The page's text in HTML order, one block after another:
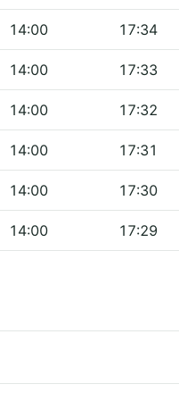
14:00 17:34
14:00 17:33
14:00 17:32
14:00 17:31
14:00 17:30
14:00 17:29